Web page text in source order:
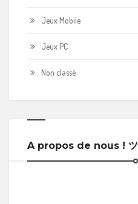
Jeux Mobile
Jeux PC
Non classé
A propos de nous ! ツ